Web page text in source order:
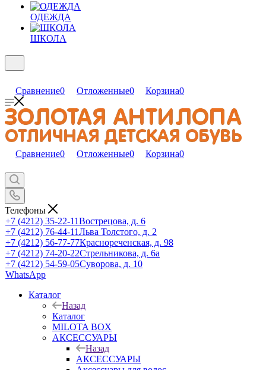
ОДЕЖДА
ШКОЛА
Сравнение0 Отложенные0 Корзина0
Сравнение0 Отложенные0 Корзина0
Телефоны
+7 (4212) 35-22-11Вострецова, д. 6
+7 (4212) 76-44-11Льва Толстого, д. 2
+7 (4212) 56-77-77Краснореченская, д. 98
+7 (4212) 74-20-22Стрельникова, д. 6а
+7 (4212) 54-59-05Суворова, д. 10
WhatsApp
Каталог
Назад
Каталог
MILOTA BOX
АКСЕССУАРЫ
Назад
АКСЕССУАРЫ